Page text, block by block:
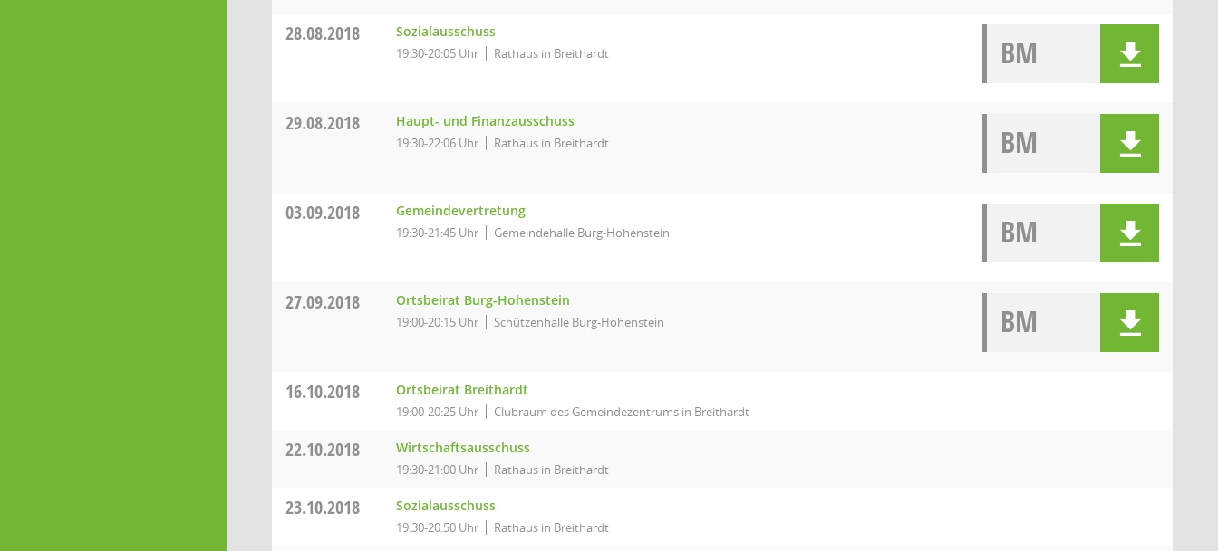
28.08.2018 Sozialausschuss
19:30-20:05 Uhr Rathaus in Breithardt BM
29.08.2018 Haupt- und Finanzausschuss
19:30-22:06 Uhr Rathaus in Breithardt BM
03.09.2018 Gemeindevertretung
19:30-21:45 Uhr Gemeindehalle Burg-Hohenstein BM
27.09.2018 Ortsbeirat Burg-Hohenstein
19:00-20:15 Uhr Schützenhalle Burg-Hohenstein BM
16.10.2018 Ortsbeirat Breithardt
19:00-20:25 Uhr Clubraum des Gemeindezentrums in Breithardt
22.10.2018 Wirtschaftsausschuss
19:30-21:00 Uhr Rathaus in Breithardt
23.10.2018 Sozialausschuss
19:30-20:50 Uhr Rathaus in Breithardt